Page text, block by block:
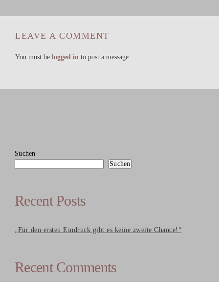
LEAVE A COMMENT
You must belogged in to post a message.
Suchen
Suchen
Recent Posts
„Für den ersten Eindruck gibt es keine zweite Chance!“
Recent Comments